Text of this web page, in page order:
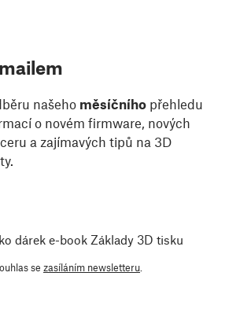
našeho měsíčního přehledu
o novém firmware, nových
a zajímavých tipů na 3D
dárek e-book Základy 3D tisku
se zasíláním newsletteru